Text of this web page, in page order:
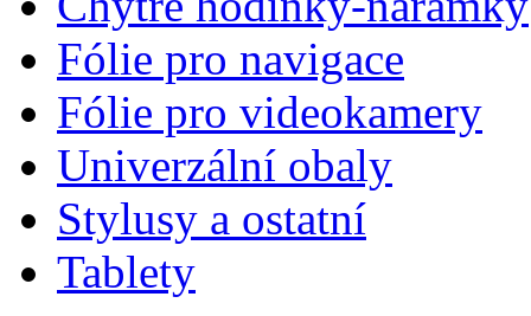
Fólie pro navigace
Fólie pro videokamery
Univerzální obaly
Stylusy a ostatní
Tablety